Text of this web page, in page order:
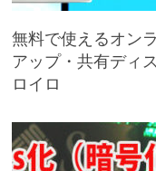
無料で使えるオン
アップ・共有ディ
ロイロ